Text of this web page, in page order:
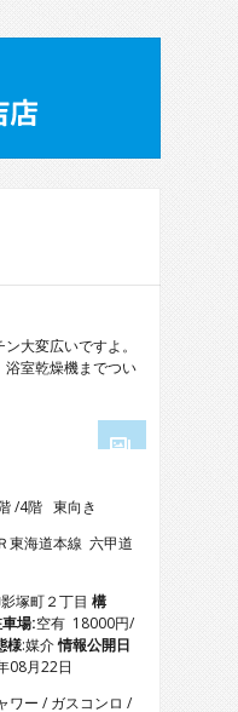
大変広いですよ。
浴室乾燥機までつい
4
7
8
9
11
/4階 東向き
東海道本線 六甲道
塚町２丁目 構
場:空有 18000円/
様:媒介情報公開日
08月22日
ワー / ガスコンロ /